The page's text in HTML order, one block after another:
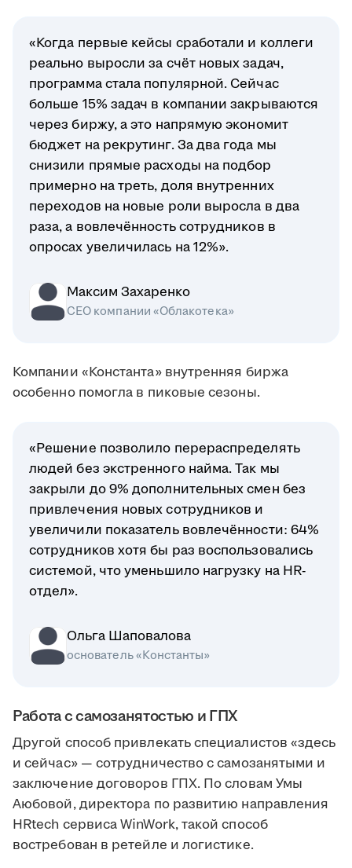
«Когда первые кейсы сработали и коллеги
реально выросли за счёт новых задач,
программа стала популярной. Сейчас
больше 15% задач в компании закрываются
через биржу, а это напрямую экономит
бюджет на рекрутинг. За два года мы
снизили прямые расходы на подбор
примерно на треть, доля внутренних
переходов на новые роли выросла в два
раза, а вовлечённость сотрудников в
опросах увеличилась на 12%».
Максим Захаренко
СЕО компании «Облакотека»
Компании «Константа» внутренняя биржа
особенно помогла в пиковые сезоны.
«Решение позволило перераспределять
людей без экстренного найма. Так мы
закрыли до 9% дополнительных смен без
привлечения новых сотрудников и
увеличили показатель вовлечённости: 64%
сотрудников хотя бы раз воспользовались
системой, что уменьшило нагрузку на HR-
отдел».
Ольга Шаповалова
основатель «Константы»
Работа с самозанятостью и ГПХ
Другой способ привлекать специалистов «здесь
и сейчас» — сотрудничество с самозанятыми и
заключение договоров ГПХ. По словам Умы
Аюбовой, директора по развитию направления
HRtech сервиса WinWork, такой способ
востребован в ретейле и логистике.